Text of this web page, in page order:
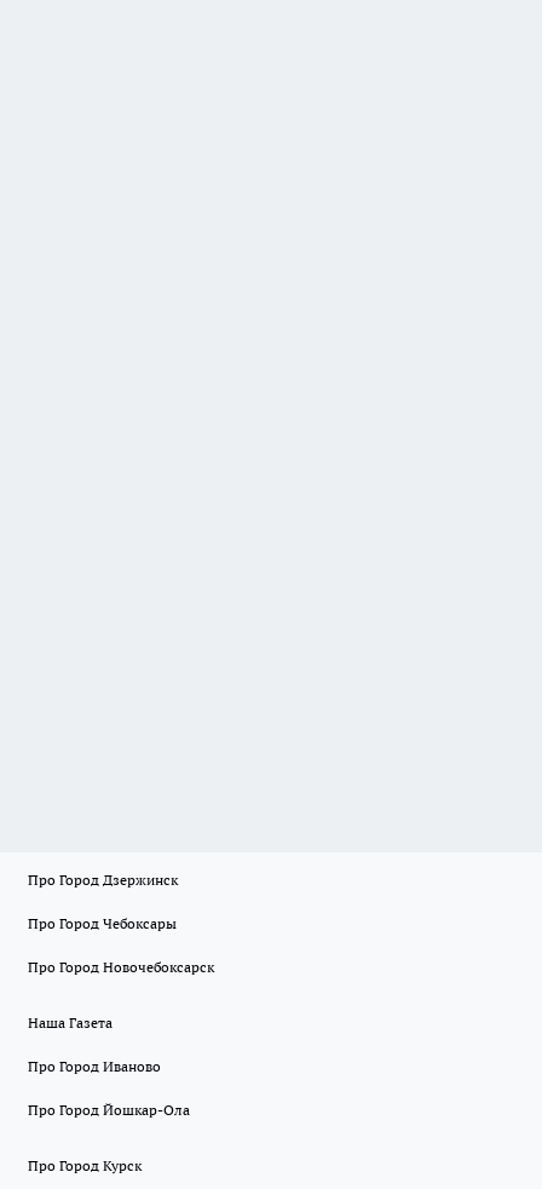
Про Город Дзержинск
Про Город Чебоксары
Про Город Новочебоксарск
Наша Газета
Про Город Иваново
Про Город Йошкар-Ола
Про Город Курск